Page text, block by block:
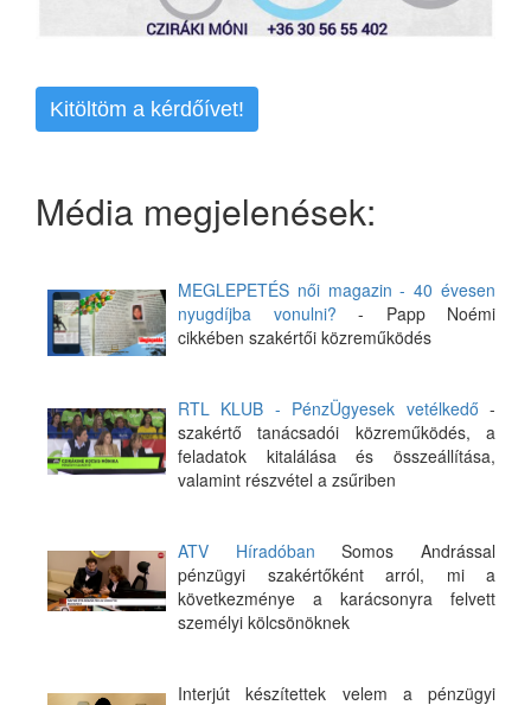
Kitöltöm a kérdőívet!
Média megjelenések:
MEGLEPETÉS női magazin - 40 évesen
nyugdíjba vonulni? - Papp Noémi
cikkében szakértői közreműködés
RTL KLUB - PénzÜgyesek vetélkedő -
szakértő tanácsadói közreműködés, a
feladatok kitalálása és összeállítása,
valamint részvétel a zsűriben
ATV Híradóban Somos Andrással
pénzügyi szakértőként arról, mi a
következménye a karácsonyra felvett
személyi kölcsönöknek
Interjút készítettek velem a pénzügyi